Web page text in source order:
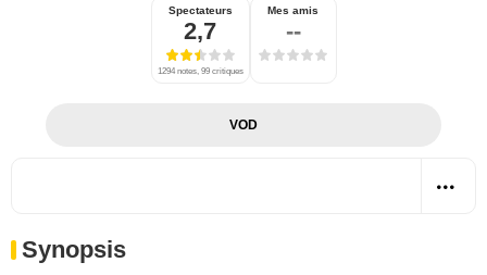
Spectateurs
2,7
1294 notes, 99 critiques
Mes amis
--
VOD
Synopsis